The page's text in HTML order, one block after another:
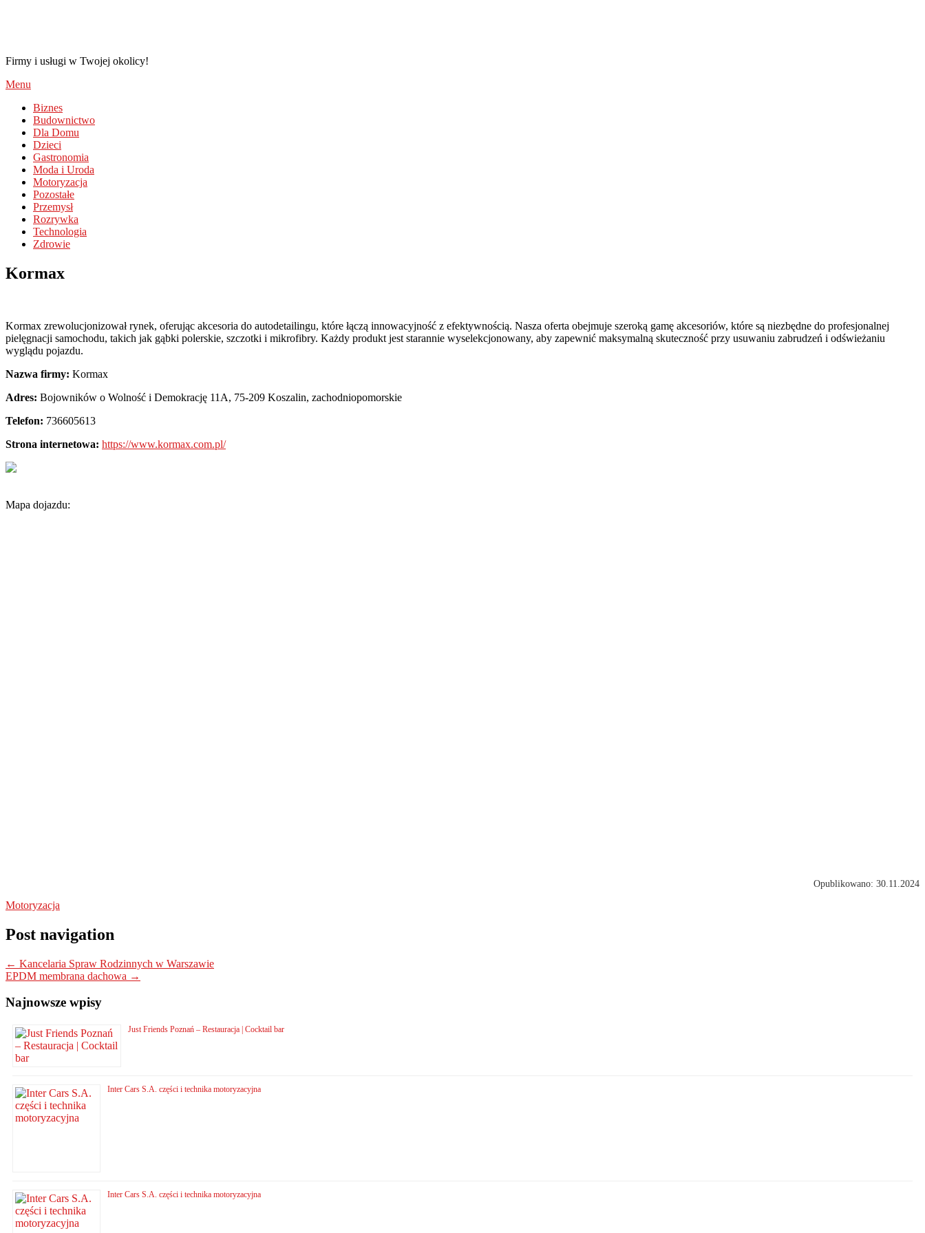
Firmy i usługi w Twojej okolicy!
Menu
Biznes
Budownictwo
Dla Domu
Dzieci
Gastronomia
Moda i Uroda
Motoryzacja
Pozostałe
Przemysł
Rozrywka
Technologia
Zdrowie
Kormax
Kormax zrewolucjonizował rynek, oferując akcesoria do autodetailingu, które łączą innowacyjność z efektywnością. Nasza oferta obejmuje szeroką gamę akcesoriów, które są niezbędne do profesjonalnej
pielęgnacji samochodu, takich jak gąbki polerskie, szczotki i mikrofibry. Każdy produkt jest starannie wyselekcjonowany, aby zapewnić maksymalną skuteczność przy usuwaniu zabrudzeń i odświeżaniu
wyglądu pojazdu.
Nazwa firmy: Kormax
Adres: Bojowników o Wolność i Demokrację 11A, 75-209 Koszalin, zachodniopomorskie
Telefon: 736605613
Strona internetowa: https://www.kormax.com.pl/
Mapa dojazdu:
Opublikowano: 30.11.2024
Motoryzacja
Post navigation
← Kancelaria Spraw Rodzinnych w Warszawie
EPDM membrana dachowa →
Najnowsze wpisy
Just Friends Poznań – Restauracja | Cocktail bar
Inter Cars S.A. części i technika motoryzacyjna
Inter Cars S.A. części i technika motoryzacyjna